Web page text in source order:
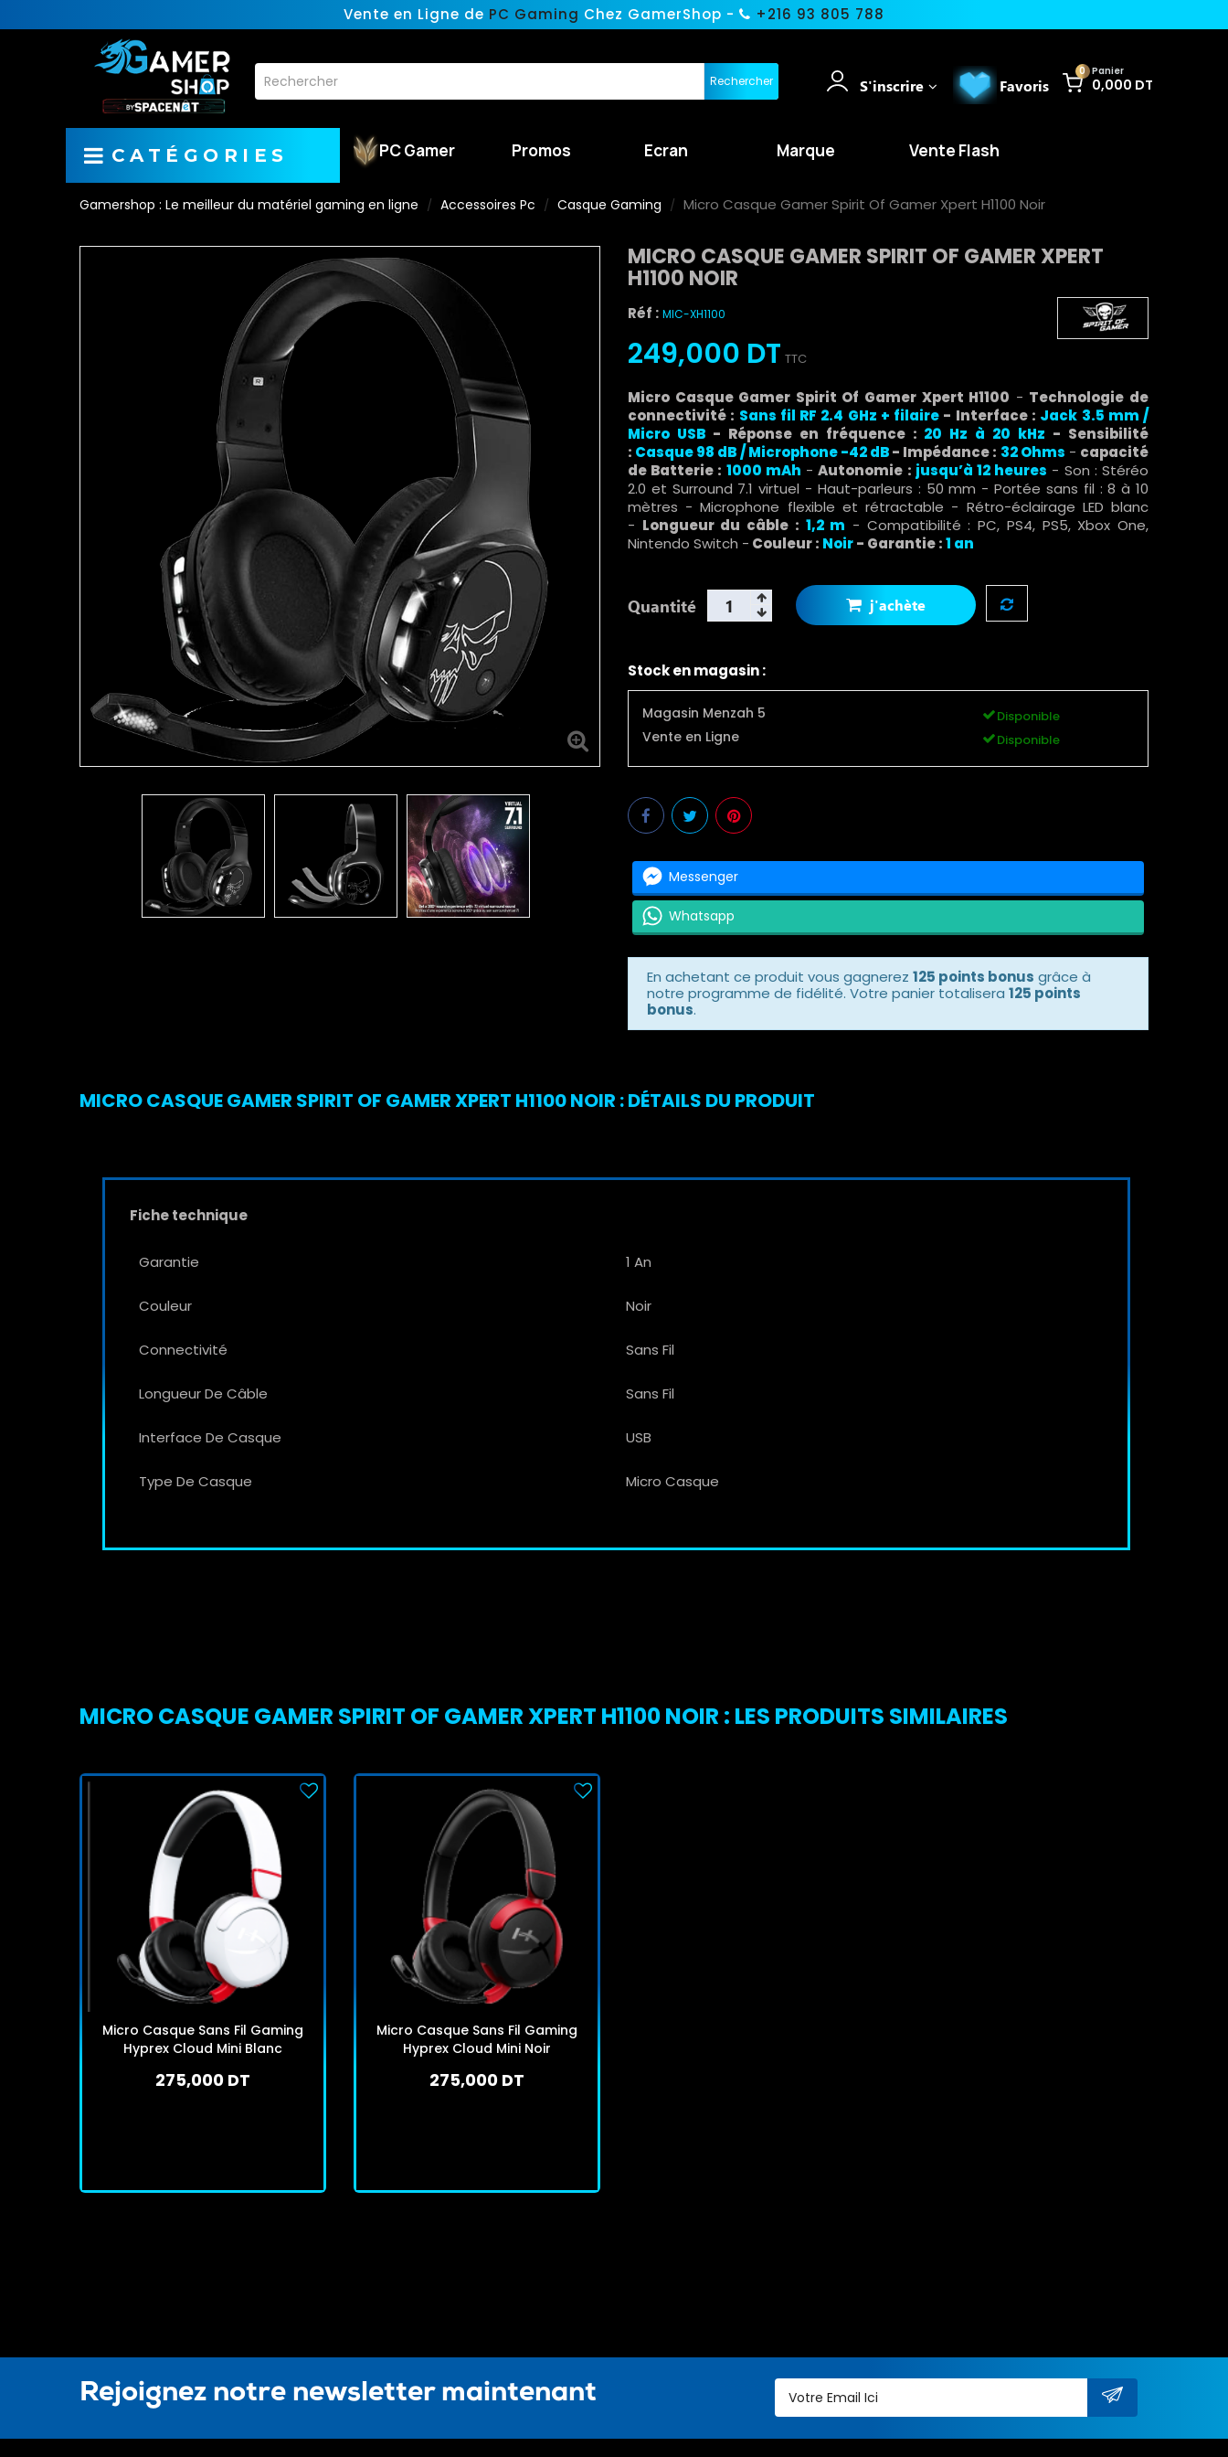
Vente en Ligne de PC Gaming Chez GamerShop - +216 93 805 788
Rechercher
0 Panier
0,000 DT
Favoris
S'inscrire
CATÉGORIES PC Gamer Promos Ecran Marque Vente Flash
Gamershop : Le meilleur du matériel gaming en ligne Accessoires Pc Casque Gaming Micro Casque Gamer Spirit Of Gamer Xpert H1100 Noir
MICRO CASQUE GAMER SPIRIT OF GAMER XPERT
H1100 NOIR
Réf : MIC-XH1100
249,000 DT TTC
Micro Casque Gamer Spirit Of Gamer Xpert H1100 - Technologie de
connectivité : Sans fil RF 2.4 GHz + filaire - Interface : Jack 3.5 mm /
Micro USB- Réponse en fréquence : 20 Hz à 20 kHz - Sensibilité
: Casque 98 dB / Microphone -42 dB- Impédance : 32 Ohms - capacité
de Batterie : 1000 mAh -Autonomie : jusqu’à 12 heures - Son : Stéréo
2.0 et Surround 7.1 virtuel - Haut-parleurs : 50 mm - Portée sans fil : 8 à 10
mètres - Microphone flexible et rétractable - Rétro-éclairage LED blanc
- Longueur du câble : 1,2 m - Compatibilité : PC, PS4, PS5, Xbox One,
Nintendo Switch - Couleur : Noir- Garantie :1 an
Quantité j'achète
Stock en magasin :
Magasin Menzah 5 Disponible
Vente en Ligne Disponible
Messenger
Whatsapp
En achetant ce produit vous gagnerez 125 points bonus grâce à
notre programme de fidélité. Votre panier totalisera 125 points
bonus.
MICRO CASQUE GAMER SPIRIT OF GAMER XPERT H1100 NOIR : DÉTAILS DU PRODUIT
Fiche technique
Garantie 1 An
Couleur Noir
Connectivité Sans Fil
Longueur De Câble Sans Fil
Interface De Casque USB
Type De Casque Micro Casque
MICRO CASQUE GAMER SPIRIT OF GAMER XPERT H1100 NOIR : LES PRODUITS SIMILAIRES
Micro Casque Sans Fil Gaming
Hyprex Cloud Mini Blanc
275,000 DT
Micro Casque Sans Fil Gaming
Hyprex Cloud Mini Noir
275,000 DT
Rejoignez notre newsletter maintenant